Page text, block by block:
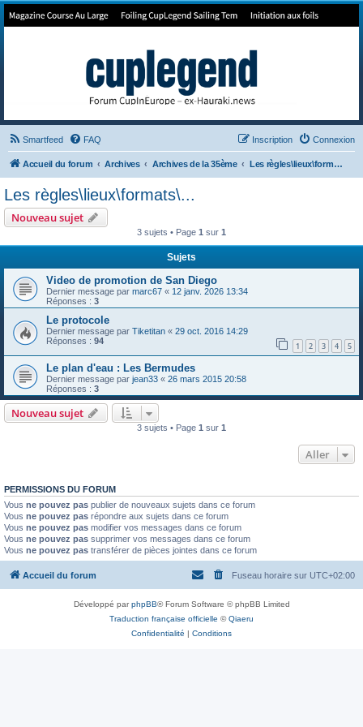
Forum de Cup In Europe
Smartfeed FAQ Connexion
Inscription
Accueil du forum Archives Archives de la 35ème Les règles\lieux\formats\...
Les règles\lieux\formats\...
Nouveau sujet
3 sujets • Page 1 sur 1
Sujets
Video de promotion de San Diego
Dernier message par marc67 « 12 janv. 2026 13:34
Réponses : 3
Le protocole
Dernier message par Tiketitan « 29 oct. 2016 14:29
Réponses : 94 1 2 3 4 5
Le plan d'eau : Les Bermudes
Dernier message par jean33 « 26 mars 2015 20:58
Réponses : 3
Nouveau sujet
3 sujets • Page 1 sur 1
Aller
PERMISSIONS DU FORUM
Vous ne pouvez pas publier de nouveaux sujets dans ce forum
Vous ne pouvez pas répondre aux sujets dans ce forum
Vous ne pouvez pas modifier vos messages dans ce forum
Vous ne pouvez pas supprimer vos messages dans ce forum
Vous ne pouvez pas transférer de pièces jointes dans ce forum
Accueil du forum Fuseau horaire sur UTC+02:00
Développé parphpBB® Forum Software © phpBB Limited
Traduction française officielle ©Qiaeru
Confidentialité | Conditions